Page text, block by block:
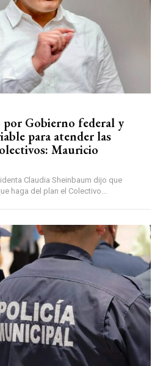
por Gobierno federal y
para atender las
Mauricio
Claudia Sheinbaum dijo que
haga del plan el Colectivo...